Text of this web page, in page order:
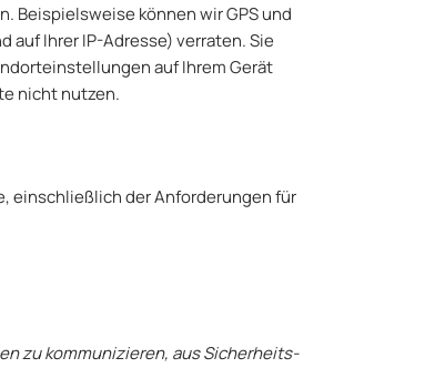
Beispielsweise können wir GPS und
auf Ihrer IP-Adresse) verraten. Sie
auf Ihrem Gerät
nicht nutzen.
einschließlich der Anforderungen für
zu kommunizieren, aus Sicherheits-